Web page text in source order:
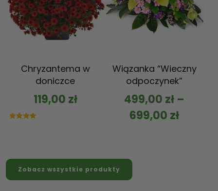
Chryzantema w
doniczce
119,00 zł
Wiązanka “Wieczny
odpoczynek”
499,00 zł –
699,00 zł
Zobacz wszystkie produkty